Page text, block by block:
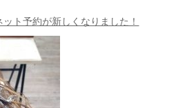
ト予約が新しくなりました！